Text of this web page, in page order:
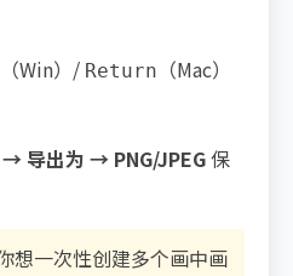
（Win）/ Return
（Mac）
导出为 → PNG/JPEG保
想一次性创建多个画中画